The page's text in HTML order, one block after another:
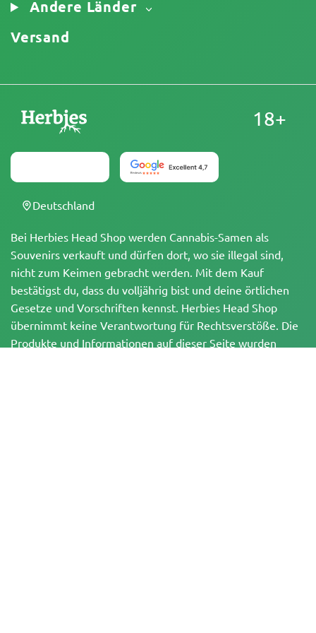
Andere Länder
Versand
Bei Herbies Head Shop werden Cannabis-Samen als
Souvenirs verkauft und dürfen dort, wo sie illegal sind,
nicht zum Keimen gebracht werden. Mit dem Kauf
bestätigst du, dass du volljährig bist und deine örtlichen
Gesetze und Vorschriften kennst. Herbies Head Shop
übernimmt keine Verantwortung für Rechtsverstöße. Die
Produkte und Informationen auf dieser Seite wurden
18+
Deutschland